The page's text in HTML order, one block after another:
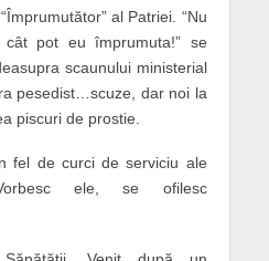
al Patriei. “Nu
pot eu împrumuta!” se
scaunului ministerial
pesedist…scuze, dar noi la
piscuri de prostie.
fel de curci de serviciu ale
ele, se ofilesc